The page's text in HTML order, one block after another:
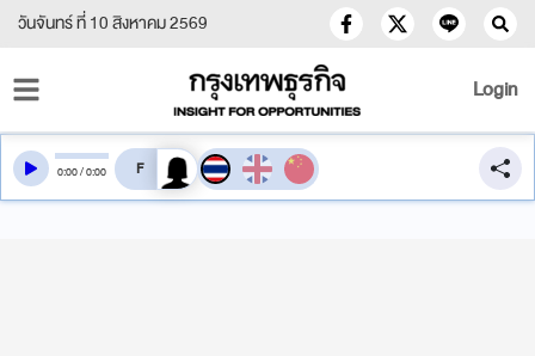
วันจันทร์ ที่ 10 สิงหาคม 2569
Login
0:00/0:00 สลับเสียงอ่าน